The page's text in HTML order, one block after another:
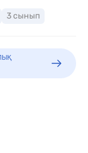
3 сынып